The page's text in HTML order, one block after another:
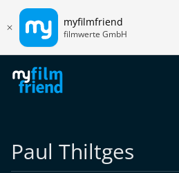
myfilmfriend
filmwerte GmbH
Paul Thiltges